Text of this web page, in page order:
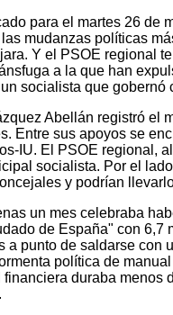
para el martes 26 de
mudanzas políticas
Y el PSOE regional
a la que han
socialista que gobernó
Abellán registró el
Entre sus apoyos se
IU. El PSOE regional,
socialista. Por el
y podrían
un mes celebraba
de España" con 6,7
a punto de saldarse con
política de
duraba menos